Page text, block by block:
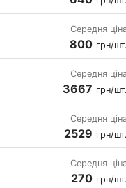
Середня
800 грн/шт.
Середня
3667 грн/шт.
Середня
2529 грн/шт.
Середня
270 грн/шт.